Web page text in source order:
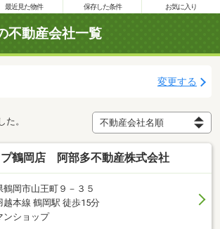
最近見た物件 保存した条件 お気に入り
不動産会社一覧
変更する
た。
鶴岡店 阿部多不動産株式会社
鶴岡市山王町９－３５
越本線 鶴岡駅 徒歩15分
ンショップ